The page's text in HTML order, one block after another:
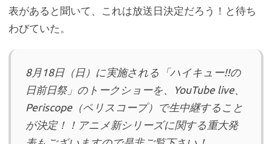
表があると聞いて、これは放送日決定だろう！と待ち
わびていた。
8月18日（日）に実施される「ハイキュー!!の
日前日祭」のトークショーを、YouTube live、
Periscope（ペリスコープ）で生中継すること
が決定！！アニメ新シリーズに関する重大発